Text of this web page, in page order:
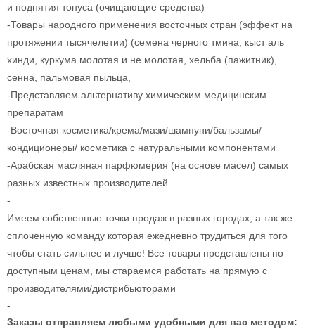
и поднятия тонуса (очищающие средства)
-Товары народного применения восточных стран (эффект на
протяжении тысячелетии) (семена черного тмина, кыст аль
хинди, куркума молотая и не молотая, хельба (пажитник),
сенна, пальмовая пыльца,
-Представляем альтернативу химическим медицинским
препаратам
-Восточная косметика/крема/мази/шампуни/бальзамы/
кондиционеры/ косметика с натуральными компонентами
-Арабская масляная парфюмерия (на основе масел) самых
разных известных производителей.
-
Имеем собственные точки продаж в разных городах, а так же
сплоченную команду которая ежедневно трудиться для того
чтобы стать сильнее и лучше! Все товары представлены по
доступным ценам, мы стараемся работать на прямую с
производителями/дистрибьюторами
-
Заказы отправляем любыми удобными для вас методом: